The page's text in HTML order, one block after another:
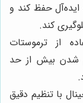
حفظ کند و
کند.
از ترموستات
شدن بیش از حد
با تنظیم دقیق